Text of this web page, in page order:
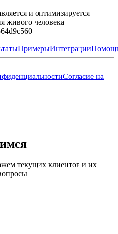
и оптимизируется
живого человека
ПримерыИнтеграции
Согласие на
текущих клиентов и их